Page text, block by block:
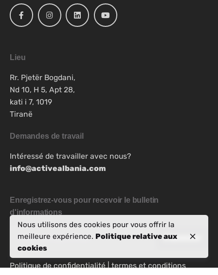
Lieu
Rr. Pjetër Bogdani,
Nd 10, H 5, Apt 28,
kati i 7, 1019
Tiranë
Demandes de travail
Intéressé de travailler avec nous?
info@activealbania.com
Enregistrez-vous pour recevoir le bulletin
d'informations
Politique de confidentialité|termes et conditions
Nous utilisons des cookies pour vous offrir la
meilleure expérience. Politique relative aux
cookies